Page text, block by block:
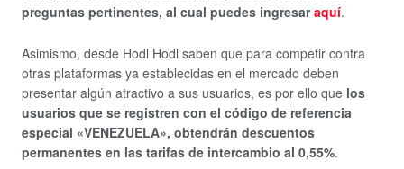
preguntas pertinentes, al cual puedes ingresaraquí.
Asimismo, desde Hodl Hodl saben que para competir contra
otras plataformas ya establecidas en el mercado deben
presentar algún atractivo a sus usuarios, es por ello que los
usuarios que se registren con el código de referencia
especial «VENEZUELA», obtendrán descuentos
permanentes en las tarifas de intercambio al 0,55%.